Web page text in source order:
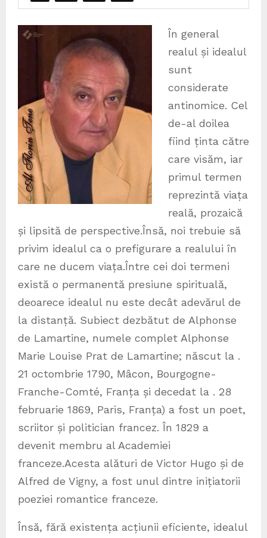
În general
realul și idealul
sunt
considerate
antinomice. Cel
de-al doilea
fiind ținta către
care visăm, iar
primul termen
reprezintă viața
reală, prozaică
și lipsită de perspective.Însă, noi trebuie să
privim idealul ca o prefigurare a realului în
care ne ducem viața.Între cei doi termeni
există o permanentă presiune spirituală,
deoarece idealul nu este decât adevărul de
la distanță. Subiect dezbătut de Alphonse
de Lamartine, numele complet Alphonse
Marie Louise Prat de Lamartine; născut la .
21 octombrie 1790, Mâcon, Bourgogne-
Franche-Comté, Franța și decedat la . 28
februarie 1869, Paris, Franța) a fost un poet,
scriitor și politician francez. În 1829 a
devenit membru al Academiei
franceze.Acesta alături de Victor Hugo și de
Alfred de Vigny, a fost unul dintre inițiatorii
poeziei romantice franceze.
Însă, fără existența acțiunii eficiente, idealul